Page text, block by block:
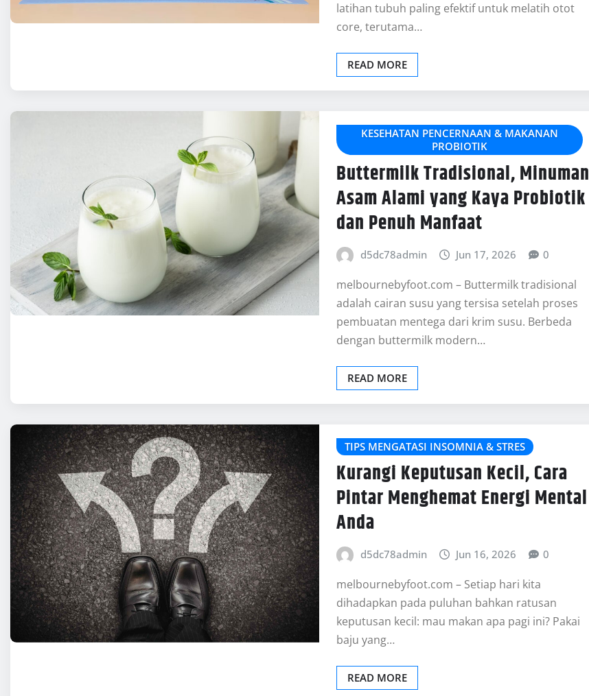
latihan tubuh paling efektif untuk melatih otot
core, terutama…
READ MORE
KESEHATAN PENCERNAAN & MAKANAN
PROBIOTIK
Buttermilk Tradisional, Minuman
Asam Alami yang Kaya Probiotik
dan Penuh Manfaat
d5dc78admin Jun 17, 2026 0
melbournebyfoot.com – Buttermilk tradisional
adalah cairan susu yang tersisa setelah proses
pembuatan mentega dari krim susu. Berbeda
dengan buttermilk modern…
READ MORE
TIPS MENGATASI INSOMNIA & STRES
Kurangi Keputusan Kecil, Cara
Pintar Menghemat Energi Mental
Anda
d5dc78admin Jun 16, 2026 0
melbournebyfoot.com – Setiap hari kita
dihadapkan pada puluhan bahkan ratusan
keputusan kecil: mau makan apa pagi ini? Pakai
baju yang…
READ MORE